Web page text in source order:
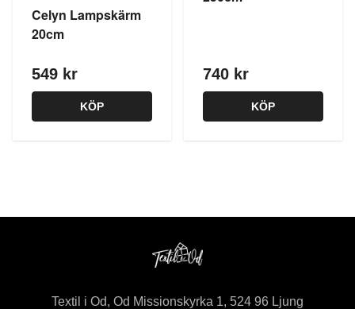
Celyn Lampskärm
20cm
549 kr
KÖP
740 kr
KÖP
Textil i Od, Od Missionskyrka 1, 524 96 Ljung